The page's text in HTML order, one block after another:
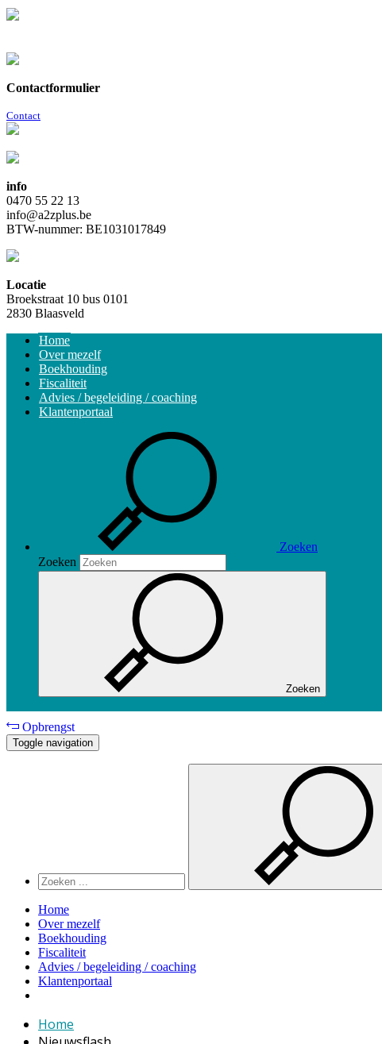
Contactformulier
Contact
info
0470 55 22 13
info@a2zplus.be
BTW-nummer: BE1031017849
Locatie
Broekstraat 10 bus 0101
2830 Blaasveld
Home
Over mezelf
Boekhouding
Fiscaliteit
Advies / begeleiding / coaching
Klantenportaal
Zoeken
Zoeken
Zoeken
Opbrengst
Toggle navigation
Home
Over mezelf
Boekhouding
Fiscaliteit
Advies / begeleiding / coaching
Klantenportaal
Home